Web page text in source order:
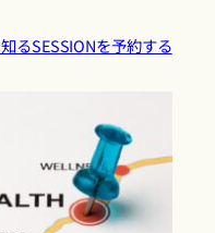
るSESSIONを予約する